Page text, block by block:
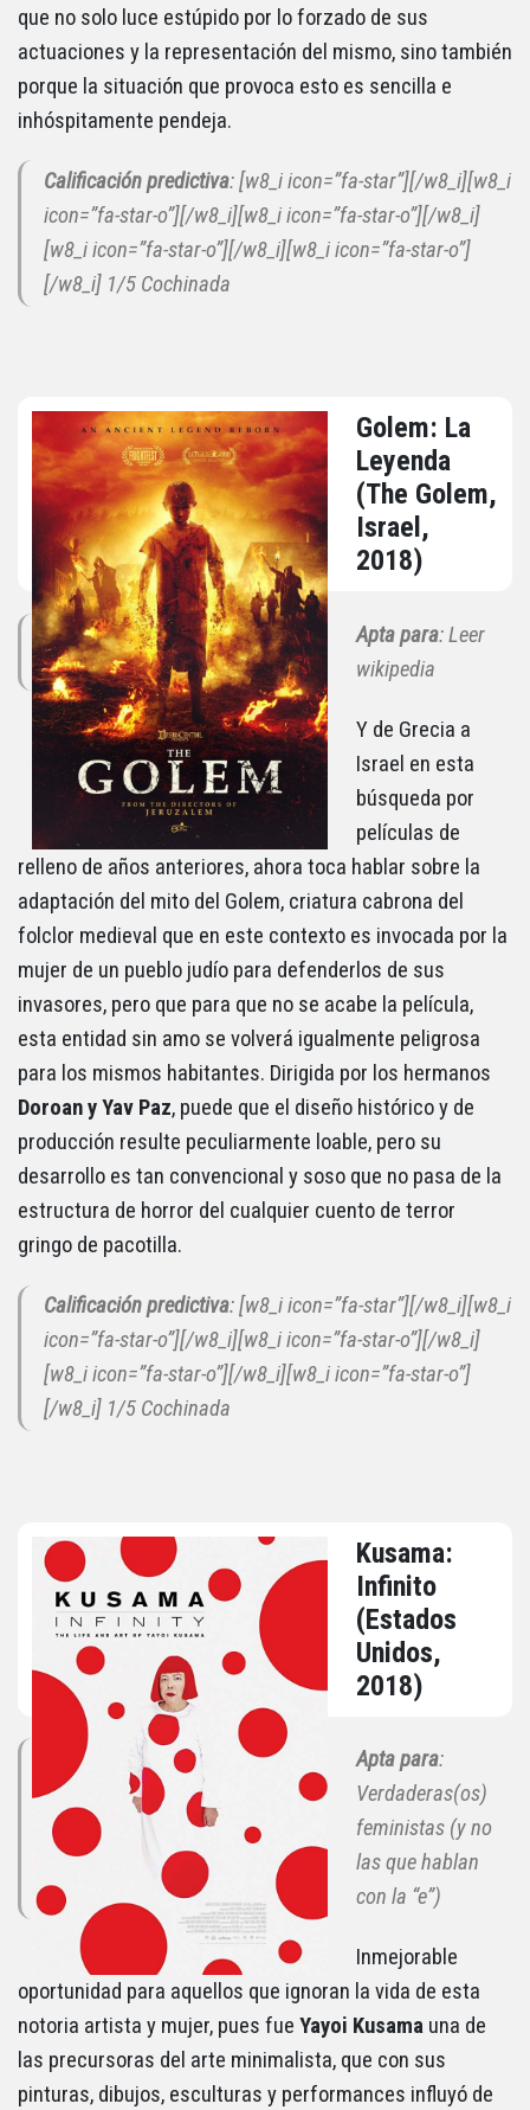
que no solo luce estúpido por lo forzado de sus
actuaciones y la representación del mismo, sino también
porque la situación que provoca esto es sencilla e
inhóspitamente pendeja.
Calificación predictiva: [w8_i icon=”fa-star”][/w8_i][w8_i
icon=”fa-star-o”][/w8_i][w8_i icon=”fa-star-o”][/w8_i]
[w8_i icon=”fa-star-o”][/w8_i][w8_i icon=”fa-star-o”]
[/w8_i] 1/5 Cochinada
Golem: La
Leyenda
(The Golem,
Israel,
2018)
Apta para: Leer
wikipedia
Y de Grecia a
Israel en esta
búsqueda por
películas de
relleno de años anteriores, ahora toca hablar sobre la
adaptación del mito del Golem, criatura cabrona del
folclor medieval que en este contexto es invocada por la
mujer de un pueblo judío para defenderlos de sus
invasores, pero que para que no se acabe la película,
esta entidad sin amo se volverá igualmente peligrosa
para los mismos habitantes. Dirigida por los hermanos
Doroan y Yav Paz, puede que el diseño histórico y de
producción resulte peculiarmente loable, pero su
desarrollo es tan convencional y soso que no pasa de la
estructura de horror del cualquier cuento de terror
gringo de pacotilla.
Calificación predictiva: [w8_i icon=”fa-star”][/w8_i][w8_i
icon=”fa-star-o”][/w8_i][w8_i icon=”fa-star-o”][/w8_i]
[w8_i icon=”fa-star-o”][/w8_i][w8_i icon=”fa-star-o”]
[/w8_i] 1/5 Cochinada
Kusama:
Infinito
(Estados
Unidos,
2018)
Apta para:
Verdaderas(os)
feministas (y no
las que hablan
con la “e”)
Inmejorable
oportunidad para aquellos que ignoran la vida de esta
notoria artista y mujer, pues fue Yayoi Kusama una de
las precursoras del arte minimalista, que con sus
pinturas, dibujos, esculturas y performances influyó de